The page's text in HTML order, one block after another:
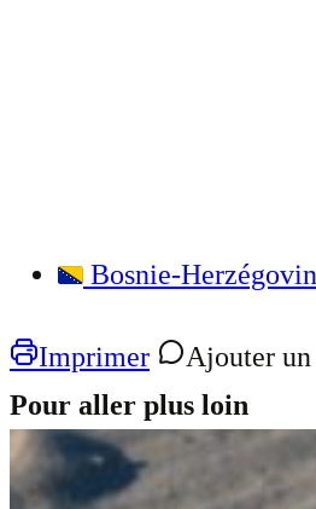
Bosnie-
Imprimer
Ajouter
Pour aller plus loin